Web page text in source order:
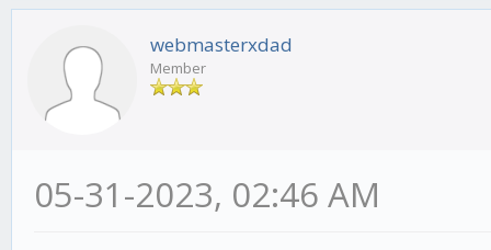
webmasterxdad
Member
05-31-2023, 02:46 AM